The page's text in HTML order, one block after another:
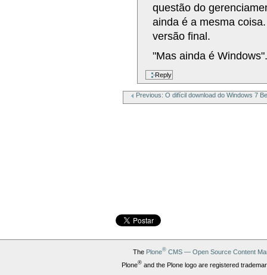
questão do
ainda é a mesma
versão final.
"Mas ainda é
Previous: O difícil download do Windows 7
The Plone®CMS — Open Source Content
Plone®and the Plone logo are registered